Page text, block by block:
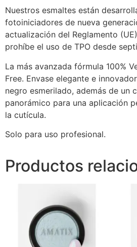
Nuestros esmaltes están
fotoiniciadores de nueva
actualización del Reglamento
prohíbe el uso de TPO desde
La más avanzada fórmula 100%
Free. Envase elegante e
negro esmerilado, además de un
panorámico para una aplicación
la cutícula.
Solo para uso profesional.
Productos